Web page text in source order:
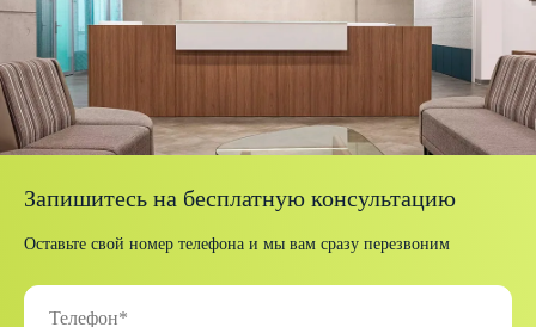
Запишитесь на бесплатную консультацию
Оставьте свой номер телефона и мы вам сразу перезвоним